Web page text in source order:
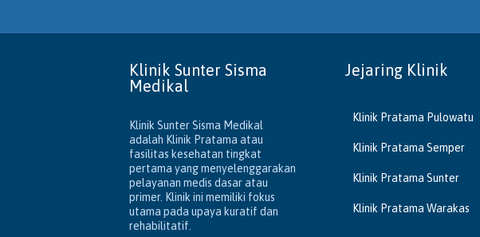
Klinik Sunter Sisma
Medikal
Klinik Sunter Sisma Medikal
adalah Klinik Pratama atau
fasilitas kesehatan tingkat
pertama yang menyelenggarakan
pelayanan medis dasar atau
primer. Klinik ini memiliki fokus
utama pada upaya kuratif dan
rehabilitatif.
Jejaring Klinik
Klinik Pratama Pulowatu
Klinik Pratama Semper
Klinik Pratama Sunter
Klinik Pratama Warakas